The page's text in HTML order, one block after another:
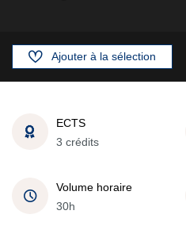
Ajouter à la sélection
ECTS
3 crédits
Volume horaire
30h